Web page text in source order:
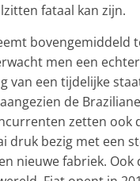
fataal kan zijn.
bovengemiddeld
men een
van een tijdelijke
de
zetten ook
druk bezig met een
nieuwe fabriek. Ook